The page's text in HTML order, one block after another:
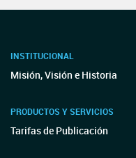
INSTITUCIONAL
Misión, Visión e Historia
PRODUCTOS Y SERVICIOS
Tarifas de Publicación